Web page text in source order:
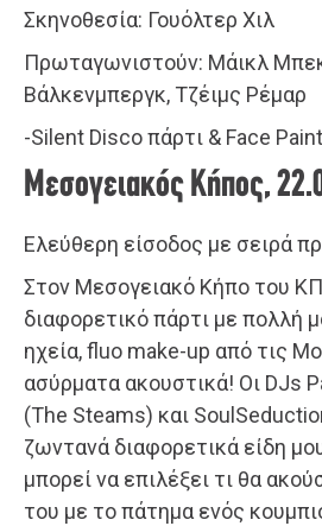
Σκηνοθεσία: Γουόλτερ Χιλ
Πρωταγωνιστούν: Μάικλ
Βάλκενμπεργκ, Τζέιμς Ρέμαρ
-Silent Disco πάρτι & Face
Μεσογειακός Κήπος,
Ελεύθερη είσοδος με σειρά
Στον Μεσογειακό Κήπο του
διαφορετικό πάρτι με πολλή
ηχεία, fluo make-up από τις
ασύρματα ακουστικά! Οι DJs
(The Steams) και
ζωντανά διαφορετικά είδη
μπορεί να επιλέξει τι θα
του με το πάτημα ενός